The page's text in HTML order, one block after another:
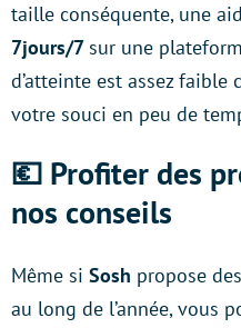
taille conséquente, une
7jours/7sur une
d’atteinte est assez
votre souci en peu de
💶 Profiter des
nos conseils
Même si Sosh propose
au long de l’année, vous